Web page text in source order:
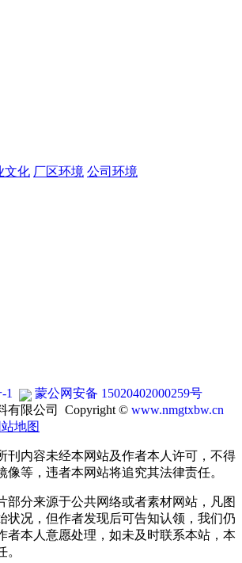
文化 厂区环境 公司环境
1
蒙公网安备 15020402000259号
有限公司 Copyright © www.nmgtxbw.cn
站地图
刊内容未经本网站及作者本人许可，不得
像等，违者本网站将追究其法律责任。
部分来源于公共网络或者素材网站，凡图
状况，但作者发现后可告知认领，我们仍
者本人意愿处理，如未及时联系本站，本